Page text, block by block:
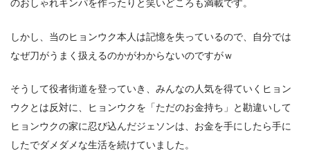
のおしゃれキンパを作ったりと笑いどころも満載です。
しかし、当のヒョンウク本人は記憶を失っているので、自分では
なぜ刀がうまく扱えるのかがわからないのですがｗ
そうして役者街道を登っていき、みんなの人気を得ていくヒョン
ウクとは反対に、ヒョンウクを「ただのお金持ち」と勘違いして
ヒョンウクの家に忍び込んだジェソンは、お金を手にしたら手に
したでダメダメな生活を続けていました。